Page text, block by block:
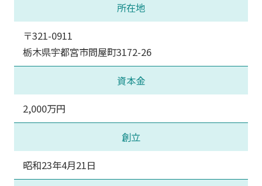
所在地
〒321-0911
栃木県宇都宮市問屋町3172-26
資本金
2,000万円
創立
昭和23年4月21日